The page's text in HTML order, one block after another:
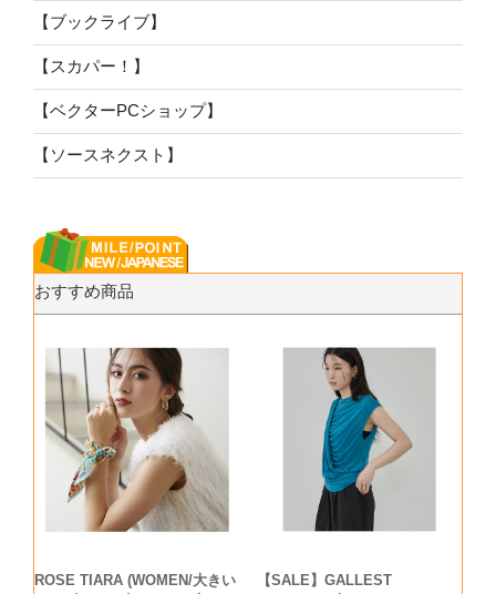
【ブックライブ】
【スカパー！】
【ベクターPCショップ】
【ソースネクスト】
おすすめ商品
ROSE TIARA (WOMEN/大きい
【SALE】GALLEST